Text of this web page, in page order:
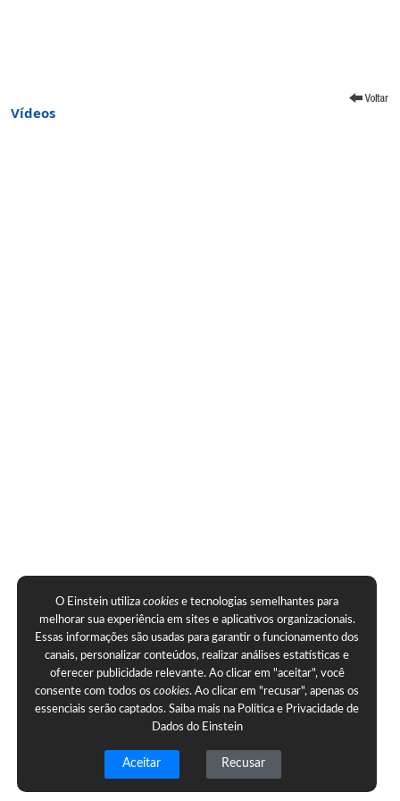
Vídeos
O Einstein utilizacookies e tecnologias semelhantes para
melhorar sua experiência em sites e aplicativos organizacionais.
Essas informações são usadas para garantir o funcionamento dos
canais, personalizar conteúdos, realizar análises estatísticas e
oferecer publicidade relevante. Ao clicar em "aceitar", você
consente com todos oscookies. Ao clicar em "recusar", apenas os
essenciais serão captados. Saiba mais na Política e Privacidade de
Dados do Einstein
Aceitar Recusar